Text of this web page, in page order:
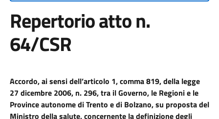
Repertorio atto n.
64/CSR
Accordo, ai sensi dell’articolo 1, comma 819, della legge
27 dicembre 2006, n. 296, tra il Governo, le Regioni e le
Province autonome di Trento e di Bolzano, su proposta del
Ministro della salute, concernente la definizione degli